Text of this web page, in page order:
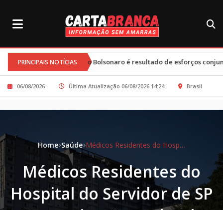
PRINCIPAIS NOTÍCIAS
Flávio Bolsonaro é resultado de esforços conjuntos e clima tenso
06/08/2026 Última Atualização 06/08/2026 14:24 Brasil
Home Saúde Médicos Residentes do Hospital do Servidor de SP Denunciam Jornadas de Trabalho Excessivas
Médicos Residentes do
Hospital do Servidor de SP